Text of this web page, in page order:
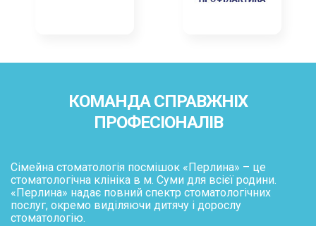
КОМАНДА СПРАВЖНІХ
ПРОФЕСІОНАЛІВ
Сімейна стоматологія посмішок «Перлина» – це
стоматологічна клініка в м. Суми для всієї родини.
«Перлина» надає повний спектр стоматологічних
послуг, окремо виділяючи дитячу і дорослу
стоматологію.